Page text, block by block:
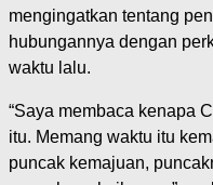
mengingatkan tentang
hubungannya dengan
waktu lalu.
“Saya membaca kenapa
itu. Memang waktu itu
puncak kemajuan,